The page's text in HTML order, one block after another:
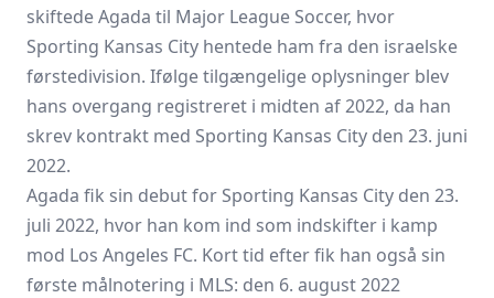
skiftede Agada til Major League Soccer, hvor
Sporting Kansas City hentede ham fra den israelske
førstedivision. Ifølge tilgængelige oplysninger blev
hans overgang registreret i midten af 2022, da han
skrev kontrakt med Sporting Kansas City den 23. juni
2022.
Agada fik sin debut for Sporting Kansas City den 23.
juli 2022, hvor han kom ind som indskifter i kamp
mod Los Angeles FC. Kort tid efter fik han også sin
første målnotering i MLS: den 6. august 2022